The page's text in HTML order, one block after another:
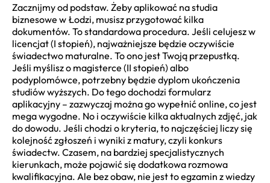
Zacznijmy od podstaw. Żeby aplikować na studia
biznesowe w Łodzi, musisz przygotować kilka
dokumentów. To standardowa procedura. Jeśli celujesz w
licencjat (I stopień), najważniejsze będzie oczywiście
świadectwo maturalne. To ono jest Twoją przepustką.
Jeśli myślisz o magisterce (II stopień) albo
podyplomówce, potrzebny będzie dyplom ukończenia
studiów wyższych. Do tego dochodzi formularz
aplikacyjny – zazwyczaj można go wypełnić online, co jest
mega wygodne. No i oczywiście kilka aktualnych zdjęć, jak
do dowodu. Jeśli chodzi o kryteria, to najczęściej liczy się
kolejność zgłoszeń i wyniki z matury, czyli konkurs
świadectw. Czasem, na bardziej specjalistycznych
kierunkach, może pojawić się dodatkowa rozmowa
kwalifikacyjna. Ale bez obaw, nie jest to egzamin z wiedzy